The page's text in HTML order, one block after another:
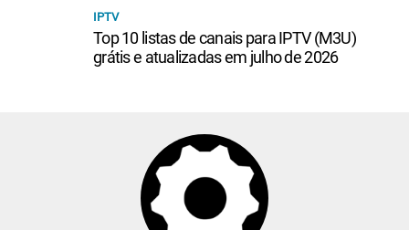
IPTV
Top 10 listas de canais para IPTV (M3U)
grátis e atualizadas em julho de 2026